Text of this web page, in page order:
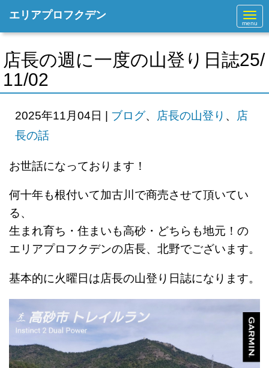
N
a
v
g
a
o
エリアプロフクデン
店長の週に一度の山登り日誌25/
11/02
2025年11月04日 | ブログ、 店長の山登り 、 店
長の話
お世話になっております！
何十年も根付いて加古川で商売させて頂いてい
る、
生まれ育ち・住まいも高砂・どちらも地元！の
エリアプロフクデンの店長、北野でございます。
基本的に火曜日は店長の山登り日誌になります。